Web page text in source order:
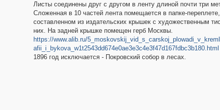
Листы соединены друг с другом в ленту длиной почти три
Сложенная в 10 частей лента помещается в папке-переплете,
составленном из издательских крышек с художественным
них. На задней крышке помещен герб Москвы.
https://www.alib.ru/
afii_i_bykova_w1t2543dd674e0ae3e3c4e3f47d167fdbc3b180.html
1896 год исключается - Покровский собор в лесах.